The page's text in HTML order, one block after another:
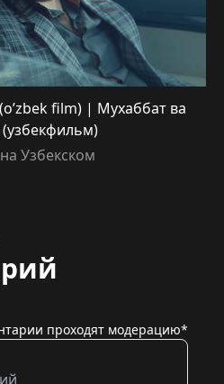
film) | Мухаббат ва
Узбекском
проходят модерацию*